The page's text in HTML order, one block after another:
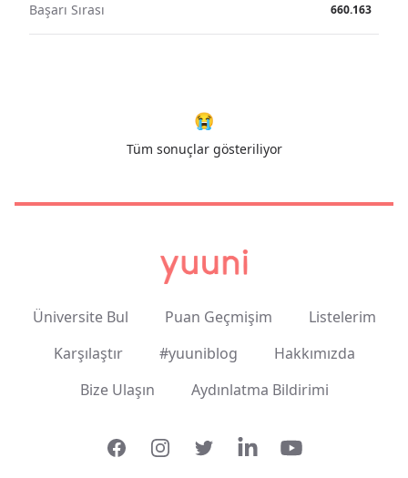
Başarı Sırası 660.163
😭
Tüm sonuçlar gösteriliyor
Üniversite Bul Puan Geçmişim
Listelerim
Karşılaştır
#yuuniblog
Hakkımızda
Bize Ulaşın
Aydınlatma Bildirimi
FacebookInstagramTwitterLinkedInYouTube